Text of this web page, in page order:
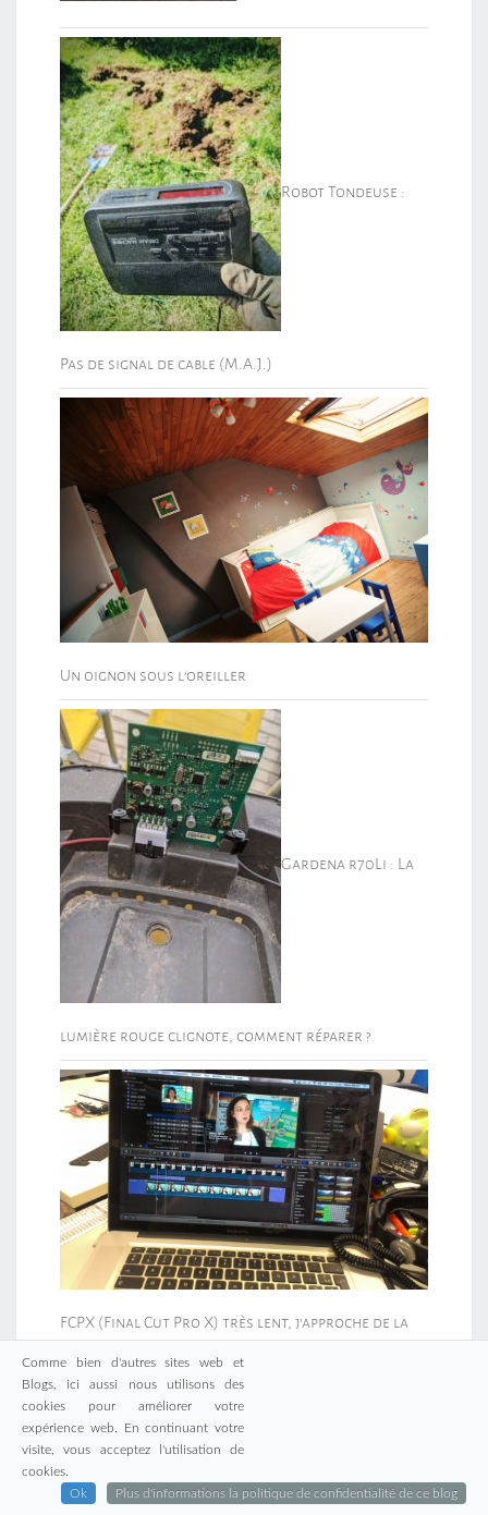
Robot Tondeuse :
Pas de signal de cable (M.A.J.)
Un oignon sous l’oreiller
Gardena r70Li : La
lumière rouge clignote, comment réparer ?
FCPX (Final Cut Pro X) très lent, j’approche de la
Comme bien d'autres sites web et
Blogs, ici aussi nous utilisons des
cookies pour améliorer votre
expérience web. En continuant votre
visite, vous acceptez l'utilisation de
cookies.
Ok
Plus d'informations la politique de confidentialité de ce blog